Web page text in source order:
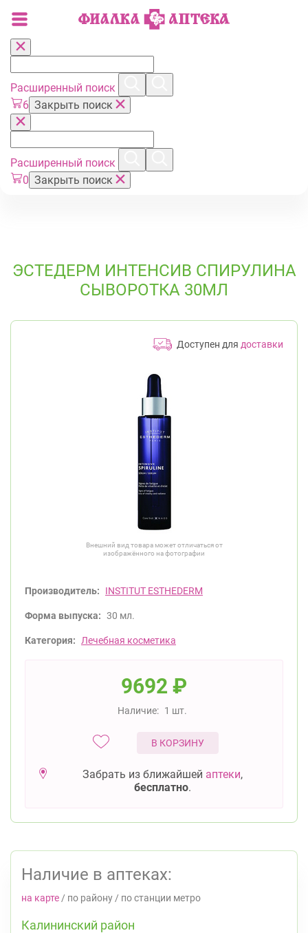
Расширенный поиск
6 Закрыть поиск
Расширенный поиск
0 Закрыть поиск
ЭСТЕДЕРМ ИНТЕНСИВ СПИРУЛИНА
СЫВОРОТКА 30МЛ
Доступен для доставки
Внешний вид товара может отличаться от
изображённого на фотографии
Производитель: INSTITUT ESTHEDERM
Форма выпуска: 30 мл.
Категория: Лечебная косметика
9692 ₽
Наличие: 1 шт.
В КОРЗИНУ
Забрать из ближайшей аптеки,
бесплатно.
Наличие в аптеках:
на карте / по району / по станции метро
Калининский район